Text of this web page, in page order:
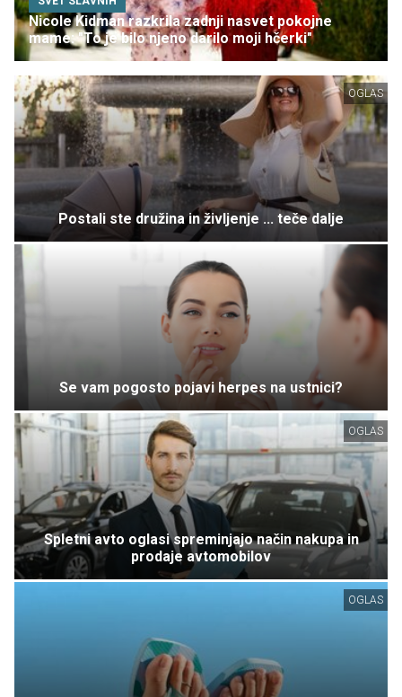
Nicole Kidman razkrila zadnji nasvet pokojne
mame: "To je bilo njeno darilo moji hčerki"
OGLAS
Postali ste družina in življenje ... teče dalje
Se vam pogosto pojavi herpes na ustnici?
OGLAS
Spletni avto oglasi spreminjajo način nakupa in
prodaje avtomobilov
OGLAS